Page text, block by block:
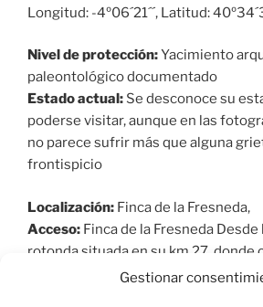
Gestionar
Longitud: -4º06´21´´, Latitud:
Nivel de protección:Yacimiento
paleontológico documentado
Estado actual: Se desconoce su
poderse visitar, aunque en las
no parece sufrir más que alguna
frontispicio
Localización: Finca de la Fresneda,
Acceso: Finca de la Fresneda
rotonda situada en su km 27, donde
Avenida de la Constitución y la